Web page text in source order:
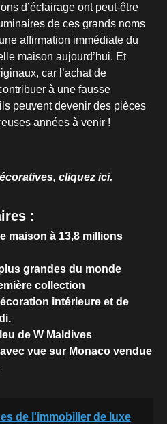
d’éclairage ont peut-être
de ces grands noms
affirmation immédiate du
maison aujourd’hui. Et
car l’achat de
à une fausse
peuvent devenir des pièces
années à venir !
cliquez ici.
:
maison à 13,8 millions
grandes du monde
collection
intérieure et de
de W Maldives
vue sur Monaco vendue
de l'immobilier de luxe